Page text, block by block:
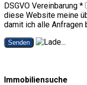
DSGVO Vereinbarung *
diese Website meine
damit ich alle Anfragen
Senden
Immobiliensuche